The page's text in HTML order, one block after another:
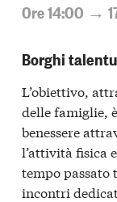
Ore 14:00 →
Borghi
L’obiettivo,
delle famiglie,
benessere
l’attività fisica
tempo
incontri